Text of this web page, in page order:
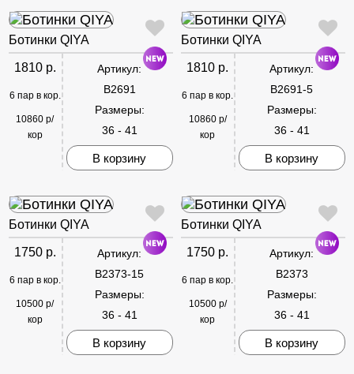
Ботинки QIYA
1810 р.
6 пар в кор.
10860 р/
кор
Артикул:
B2691
Размеры:
36 - 41
В корзину
Ботинки QIYA
1810 р.
6 пар в кор.
10860 р/
кор
Артикул:
B2691-5
Размеры:
36 - 41
В корзину
Ботинки QIYA
1750 р.
6 пар в кор.
10500 р/
кор
Артикул:
B2373-15
Размеры:
36 - 41
В корзину
Ботинки QIYA
1750 р.
6 пар в кор.
10500 р/
кор
Артикул:
B2373
Размеры:
36 - 41
В корзину